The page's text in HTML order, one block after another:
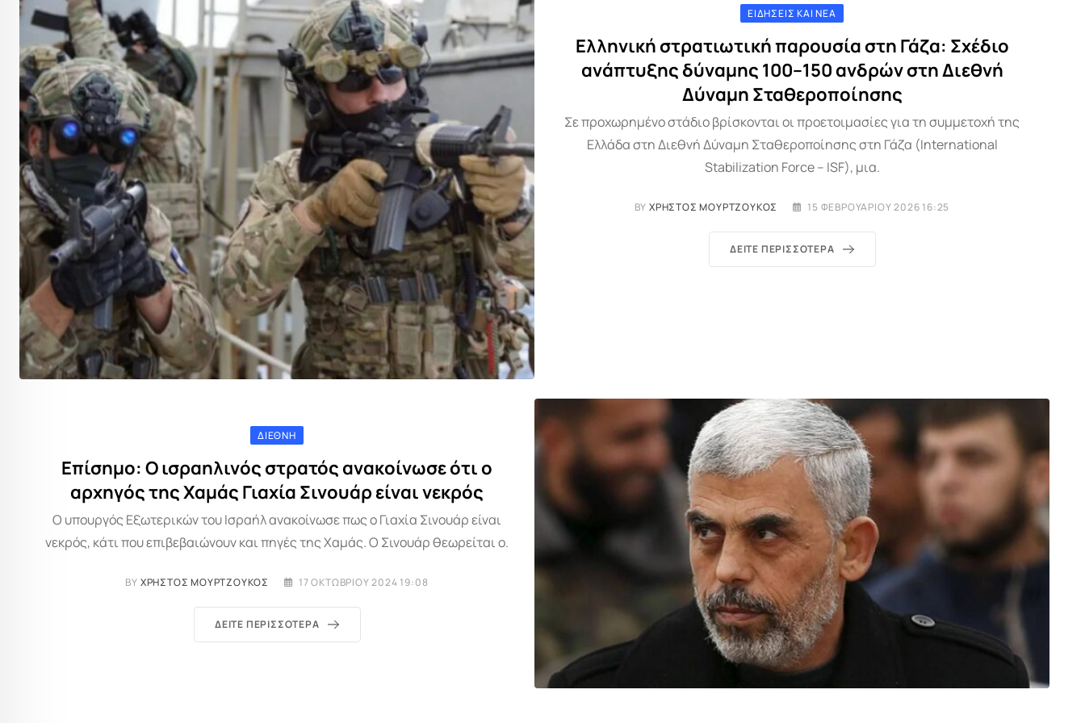
ΕΙΔΉΣΕΙΣ ΚΑΙ ΝΈΑ
Ελληνική στρατιωτική παρουσία στη Γάζα: Σχέδιο
ανάπτυξης δύναμης 100–150 ανδρών στη Διεθνή
Δύναμη Σταθεροποίησης
Σε προχωρημένο στάδιο βρίσκονται οι προετοιμασίες για τη συμμετοχή της
Ελλάδα στη Διεθνή Δύναμη Σταθεροποίησης στη Γάζα (International
Stabilization Force – ISF), μια.
BYΧΡΉΣΤΟΣ ΜΟΥΡΤΖΟΎΚΟΣ 15 ΦΕΒΡΟΥΑΡΊΟΥ 2026 16:25
ΔΕΊΤΕ ΠΕΡΙΣΣΌΤΕΡΑ
ΔΙΕΘΝΉ
Επίσημο: Ο ισραηλινός στρατός ανακοίνωσε ότι ο
αρχηγός της Χαμάς Γιαχία Σινουάρ είναι νεκρός
Ο υπουργός Εξωτερικών του Ισραήλ ανακοίνωσε πως ο Γιαχία Σινουάρ είναι
νεκρός, κάτι που επιβεβαιώνουν και πηγές της Χαμάς. Ο Σινουάρ θεωρείται ο.
BY ΧΡΉΣΤΟΣ ΜΟΥΡΤΖΟΎΚΟΣ 17 ΟΚΤΩΒΡΊΟΥ 2024 19:08
ΔΕΊΤΕ ΠΕΡΙΣΣΌΤΕΡΑ